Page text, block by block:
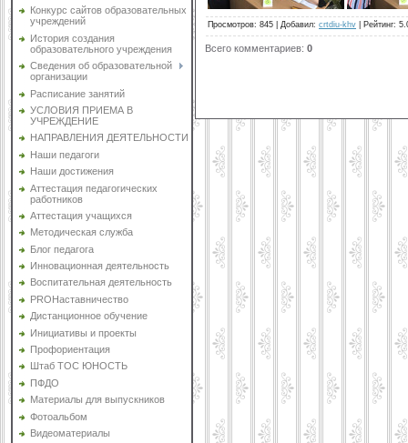
Конкурс сайтов образовательных
учреждений
История создания
образовательного учреждения
Сведения об образовательной
организации
Расписание занятий
УСЛОВИЯ ПРИЕМА В
УЧРЕЖДЕНИЕ
НАПРАВЛЕНИЯ ДЕЯТЕЛЬНОСТИ
Наши педагоги
Наши достижения
Аттестация педагогических
работников
Аттестация учащихся
Методическая служба
Блог педагога
Инновационная деятельность
Воспитательная деятельность
PROНаставничество
Дистанционное обучение
Инициативы и проекты
Профориентация
Штаб ТОС ЮНОСТЬ
ПФДО
Материалы для выпускников
Фотоальбом
Видеоматериалы
Просмотров: 845 Добавил: crtdiu-khv Рейтинг:
Всего комментариев: 0